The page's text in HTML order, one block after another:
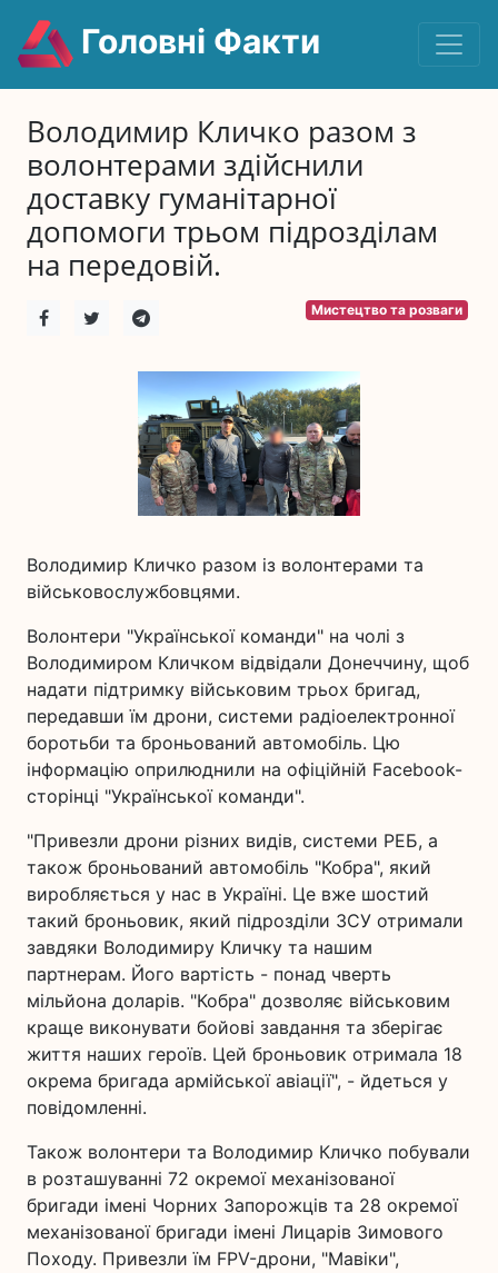
Головні Факти
Володимир Кличко разом з
волонтерами здійснили
доставку гуманітарної
допомоги трьом підрозділам
на передовій.
Мистецтво та розваги
Володимир Кличко разом із волонтерами та
військовослужбовцями.
Волонтери "Української команди" на чолі з
Володимиром Кличком відвідали Донеччину, щоб
надати підтримку військовим трьох бригад,
передавши їм дрони, системи радіоелектронної
боротьби та броньований автомобіль. Цю
інформацію оприлюднили на офіційній Facebook-
сторінці "Української команди".
"Привезли дрони різних видів, системи РЕБ, а
також броньований автомобіль "Кобра", який
виробляється у нас в Україні. Це вже шостий
такий броньовик, який підрозділи ЗСУ отримали
завдяки Володимиру Кличку та нашим
партнерам. Його вартість - понад чверть
мільйона доларів. "Кобра" дозволяє військовим
краще виконувати бойові завдання та зберігає
життя наших героїв. Цей броньовик отримала 18
окрема бригада армійської авіації", - йдеться у
повідомленні.
Також волонтери та Володимир Кличко побували
в розташуванні 72 окремої механізованої
бригади імені Чорних Запорожців та 28 окремої
механізованої бригади імені Лицарів Зимового
Походу. Привезли їм FPV-дрони, "Мавіки",